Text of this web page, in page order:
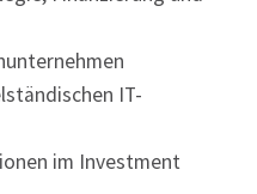
IT-
im Investment